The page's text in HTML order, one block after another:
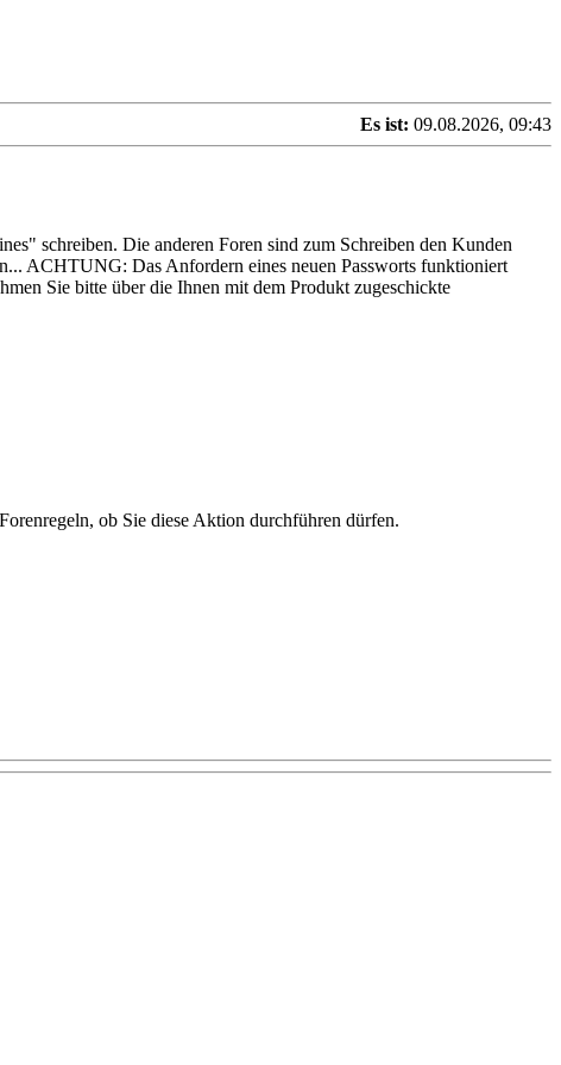
Es ist: 09.08.2026, 09:43
schreiben. Die anderen Foren sind zum Schreiben den Kunden
ACHTUNG: Das Anfordern eines neuen Passworts funktioniert
Sie bitte über die Ihnen mit dem Produkt zugeschickte
ob Sie diese Aktion durchführen dürfen.